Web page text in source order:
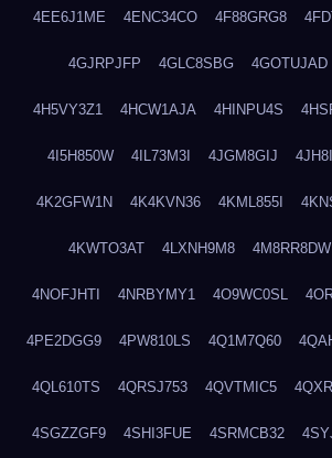
4EE6J1ME 4ENC34CO 4F88GRG8
4GJRPJFP 4GLC8SBG 4GOTUJAD
4H5VY3Z1 4HCW1AJA 4HINPU4S
4I5H850W 4IL73M3I 4JGM8GIJ
4K2GFW1N 4K4KVN36 4KML855I
4KWTO3AT 4LXNH9M8 4M8RR8DW
4NOFJHTI 4NRBYMY1 4O9WC0SL
4PE2DGG9 4PW810LS 4Q1M7Q60
4QL610TS 4QRSJ753 4QVTMIC5
4SGZZGF9 4SHI3FUE 4SRMCB32